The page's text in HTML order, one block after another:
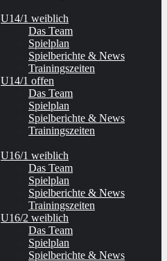
U14/1 weiblich
Das Team
Spielplan
Spielberichte & News
Trainingszeiten
U14/1 offen
Das Team
Spielplan
Spielberichte & News
Trainingszeiten
U16/1 weiblich
Das Team
Spielplan
Spielberichte & News
Trainingszeiten
U16/2 weiblich
Das Team
Spielplan
Spielberichte & News